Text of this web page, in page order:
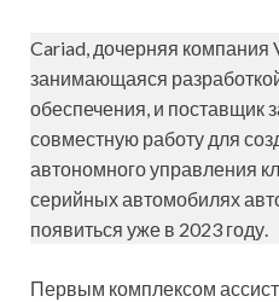
Cariad, дочерняя компания
занимающаяся
обеспечения, и поставщик
совместную работу для
автономного управления
серийных автомобилях
появиться уже в 2023 году.
Первым комплексом